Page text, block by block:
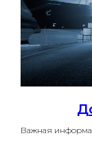
Важная